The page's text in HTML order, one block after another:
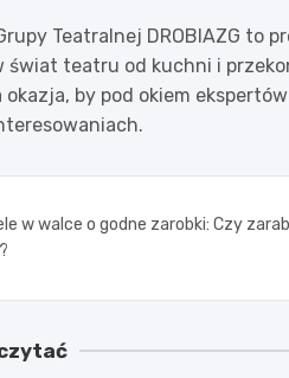
Teatralnej DROBIAZG
świat teatru od kuchni i
by pod okiem
w walce o godne zarobki: Czy